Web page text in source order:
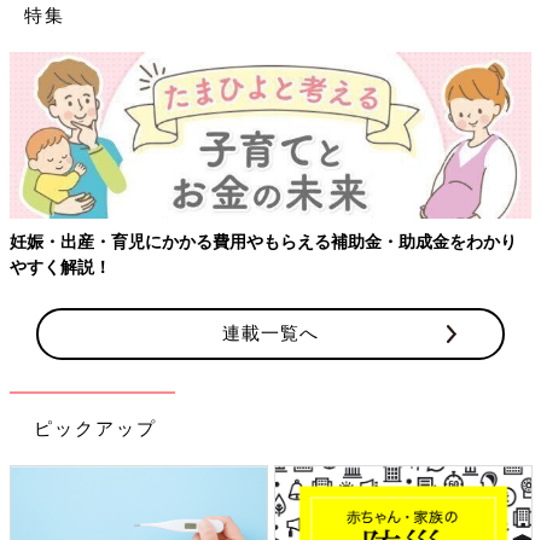
特集
妊娠・出産・育児にかかる費用やもらえる補助金・助成金をわかり
やすく解説！
連載一覧へ
ピックアップ